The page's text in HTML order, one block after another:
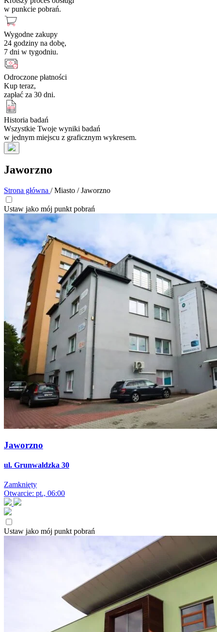
w punkcie pobrań.
Wygodne zakupy
24 godziny na dobę,
7 dni w tygodniu.
Odroczone płatności
Kup teraz,
zapłać za 30 dni.
Historia badań
Wszystkie Twoje wyniki badań
w jednym miejscu z graficznym wykresem.
Jaworzno
Strona główna / Miasto / Jaworzno
Ustaw jako mój punkt pobrań
Jaworzno
ul. Grunwaldzka 30
Zamknięty
Otwarcie: pt., 06:00
Ustaw jako mój punkt pobrań